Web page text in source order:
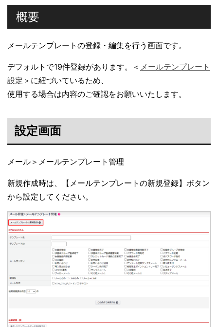
概要
メールテンプレートの登録・編集を行う画面です。
デフォルトで19件登録があります。＜ メールテンプレート
設定 ＞に紐づいているため、
使用する場合は内容のご確認をお願いいたします。
設定画面
メール＞メールテンプレート管理
新規作成時は、【メールテンプレートの新規登録】ボタン
から設定してください。